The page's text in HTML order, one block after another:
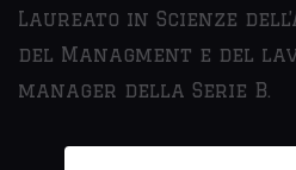
Laureato in Scienze
del Managment e del
manager della Serie B.